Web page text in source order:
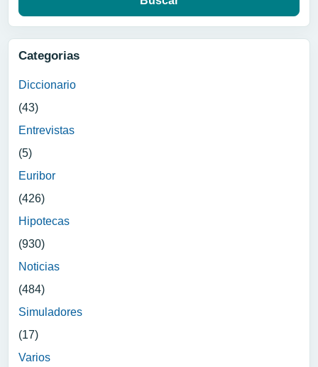
Categorias
Diccionario
(43)
Entrevistas
(5)
Euribor
(426)
Hipotecas
(930)
Noticias
(484)
Simuladores
(17)
Varios